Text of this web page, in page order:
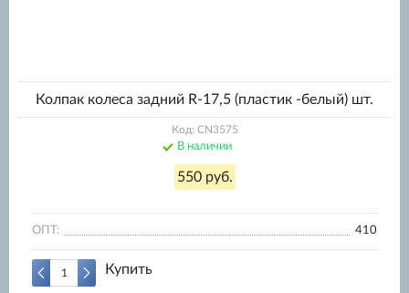
Колпак колеса задний R-17,5 (пластик -белый) шт.
Код: CN3575
В наличии
550 руб.
ОПТ: 410
Купить